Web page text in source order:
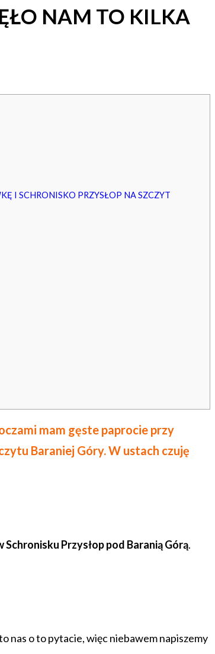
NAM TO KILKA
I SCHRONISKO PRZYSŁOP NA SZCZYT
mam gęste paprocie przy
Baraniej Góry. W ustach czuję
Przysłop pod Baranią Górą.
nas o to pytacie, więc niebawem napiszemy